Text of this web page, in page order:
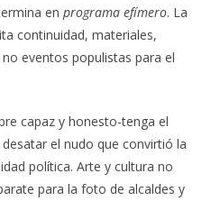
en programa efímero. La
continuidad, materiales,
eventos populistas para el
capaz y honesto-tenga el
el nudo que convirtió la
política. Arte y cultura no
para la foto de alcaldes y